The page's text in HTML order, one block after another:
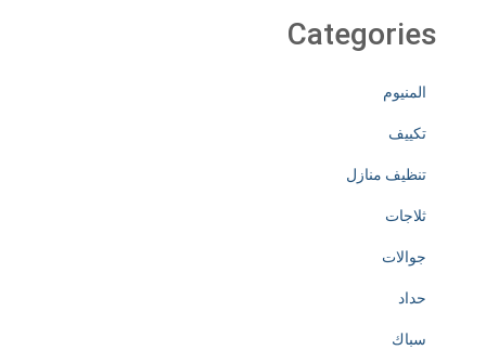
Categories
المنيوم
تكييف
تنظيف منازل
ثلاجات
جوالات
حداد
سباك